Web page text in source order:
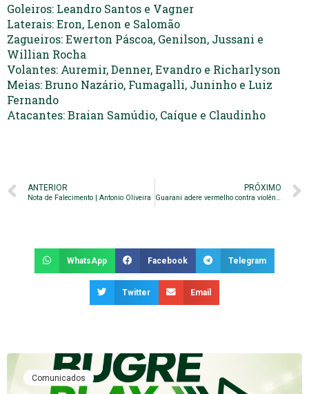
Goleiros: Leandro Santos e Vagner
Laterais: Eron, Lenon e Salomão
Zagueiros: Ewerton Páscoa, Genilson, Jussani e
Willian Rocha
Volantes: Auremir, Denner, Evandro e Richarlyson
Meias: Bruno Nazário, Fumagalli, Juninho e Luiz
Fernando
Atacantes: Braian Samúdio, Caíque e Claudinho
ANTERIOR
Nota de Falecimento | Antonio Oliveira
PRÓXIMO
Guarani adere vermelho contra violência
WhatsApp Facebook Telegram
Twitter Email
Comunicados